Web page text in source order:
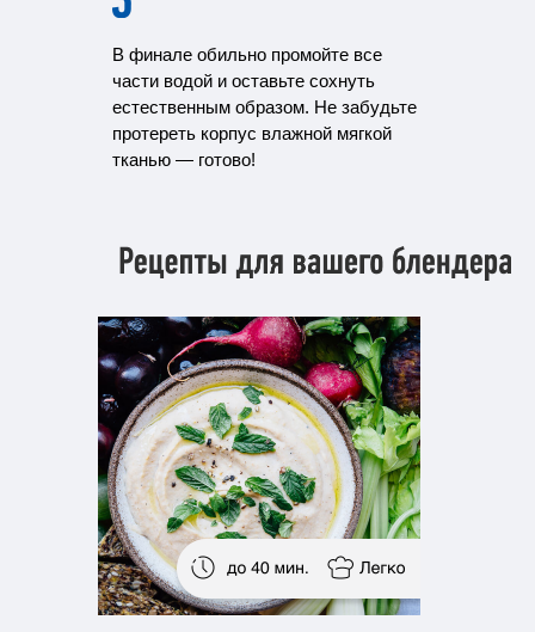
В финале обильно промойте все
части водой и оставьте сохнуть
естественным образом. Не забудьте
протереть корпус влажной мягкой
тканью — готово!